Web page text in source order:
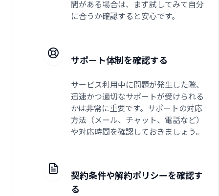
間がある場合は、まず試してみて自分
に合うか確認すると安心です。
サポート体制を確認する
サービス利用中に問題が発生した際、
迅速かつ適切なサポートが受けられる
かは非常に重要です。サポートの対応
方法（メール、チャット、電話など）
や対応時間を確認しておきましょう。
契約条件や解約ポリシーを確認す
る